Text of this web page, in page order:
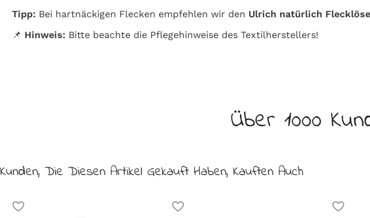
Tipp: Bei hartnäckigen Flecken empfehlen wir den Ulrich natürlich
📌 Hinweis: Bitte beachte die Pflegehinweise des Textilherstellers!
Über 1000
Kunden, Die Diesen Artikel Gekauft Haben, Kauften Auch